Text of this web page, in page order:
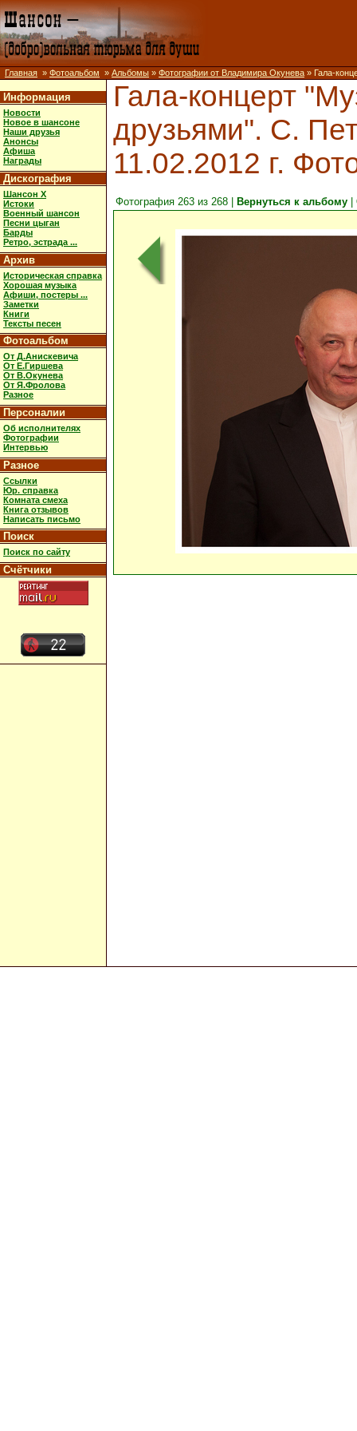
Главная » Фотоальбом » Альбомы » Фотографии от Владимира Окунева » Гала-
Информация
Новости
Новое в шансоне
Наши друзья
Анонсы
Афиша
Награды
Дискография
Шансон X
Истоки
Военный шансон
Песни цыган
Барды
Ретро, эстрада ...
Архив
Историческая справка
Хорошая музыка
Афиши, постеры ...
Заметки
Книги
Тексты песен
Фотоальбом
От Д.Анискевича
От Е.Гиршева
От В.Окунева
От Я.Фролова
Разное
Персоналии
Об исполнителях
Фотографии
Интервью
Разное
Ссылки
Юр. справка
Комната смеха
Книга отзывов
Написать письмо
Поиск
Поиск по сайту
Счётчики
Гала-концерт
друзьями". С.
11.02.2012 г.
Фотография 263 из 268 | Вернуться к альбому